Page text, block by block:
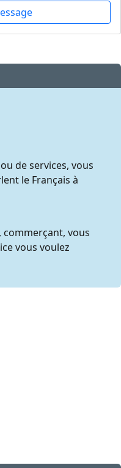
de services, vous
le Français à
commerçant, vous
vous voulez